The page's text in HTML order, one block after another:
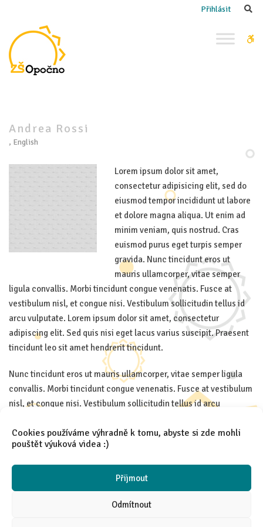
Cookies používáme výhradně k tomu, abyste si zde mohli
pouštět výuková videa :)
Přijmout
Odmítnout
Rossi
Přihlásit
Andrea Rossi
, English
Lorem ipsum dolor sit amet,
consectetur adipisicing elit, sed do
eiusmod tempor incididunt ut labore
et dolore magna aliqua. Ut enim ad
minim veniam, quis nostrud. Cras
euismod purus eget turpis semper
gravida. Nunc tincidunt eros ut
mauris ullamcorper, vitae semper
ligula convallis. Morbi tincidunt congue venenatis. Fusce at
vestibulum nisl, et congue nisi. Vestibulum sollicitudin tellus id
arcu vulputate. Lorem ipsum dolor sit amet, consectetur
adipiscing elit. Sed quis nisi eget lacus varius suscipit. Praesent
tincidunt leo sit amet hendrerit tincidunt.
Nunc tincidunt eros ut mauris ullamcorper, vitae semper ligula
convallis. Morbi tincidunt congue venenatis. Fusce at vestibulum
nisl, et congue nisi. Vestibulum sollicitudin tellus id arcu
elit. Sed quis nisi eget lacus varius suscipit. Praesent tincidunt
leo sit amet hendrerit tincidunt.